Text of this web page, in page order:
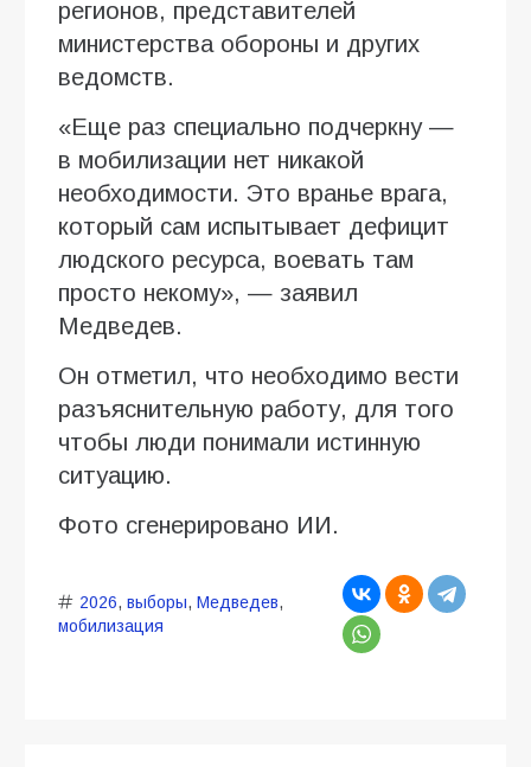
регионов, представителей
министерства обороны и других
ведомств.
«Еще раз специально подчеркну —
в мобилизации нет никакой
необходимости. Это вранье врага,
который сам испытывает дефицит
людского ресурса, воевать там
просто некому», — заявил
Медведев.
Он отметил, что необходимо вести
разъяснительную работу, для того
чтобы люди понимали истинную
ситуацию.
Фото сгенерировано ИИ.
2026, выборы, Медведев,
мобилизация